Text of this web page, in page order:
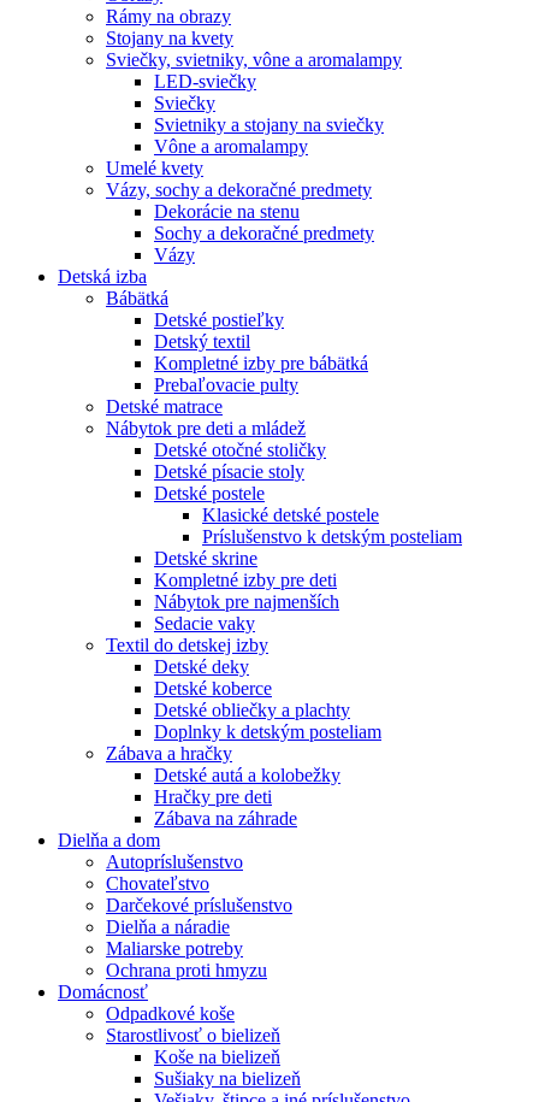
Rámy na obrazy
Stojany na kvety
Sviečky, svietniky, vône a aromalampy
LED-sviečky
Sviečky
Svietniky a stojany na sviečky
Vône a aromalampy
Umelé kvety
Vázy, sochy a dekoračné predmety
Dekorácie na stenu
Sochy a dekoračné predmety
Vázy
Detská izba
Bábätká
Detské postieľky
Detský textil
Kompletné izby pre bábätká
Prebaľovacie pulty
Detské matrace
Nábytok pre deti a mládež
Detské otočné stoličky
Detské písacie stoly
Detské postele
Klasické detské postele
Príslušenstvo k detským posteliam
Detské skrine
Kompletné izby pre deti
Nábytok pre najmenších
Sedacie vaky
Textil do detskej izby
Detské deky
Detské koberce
Detské obliečky a plachty
Doplnky k detským posteliam
Zábava a hračky
Detské autá a kolobežky
Hračky pre deti
Zábava na záhrade
Dielňa a dom
Autopríslušenstvo
Chovateľstvo
Darčekové príslušenstvo
Dielňa a náradie
Maliarske potreby
Ochrana proti hmyzu
Domácnosť
Odpadkové koše
Starostlivosť o bielizeň
Koše na bielizeň
Sušiaky na bielizeň